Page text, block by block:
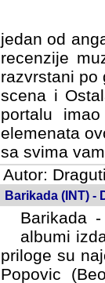
jedan od
recenzije
razvrstani po
scena i
portalu
elemenata
sa svima
Autor:
Barikada (INT) -
Barikada
albumi
priloge su
Popovic